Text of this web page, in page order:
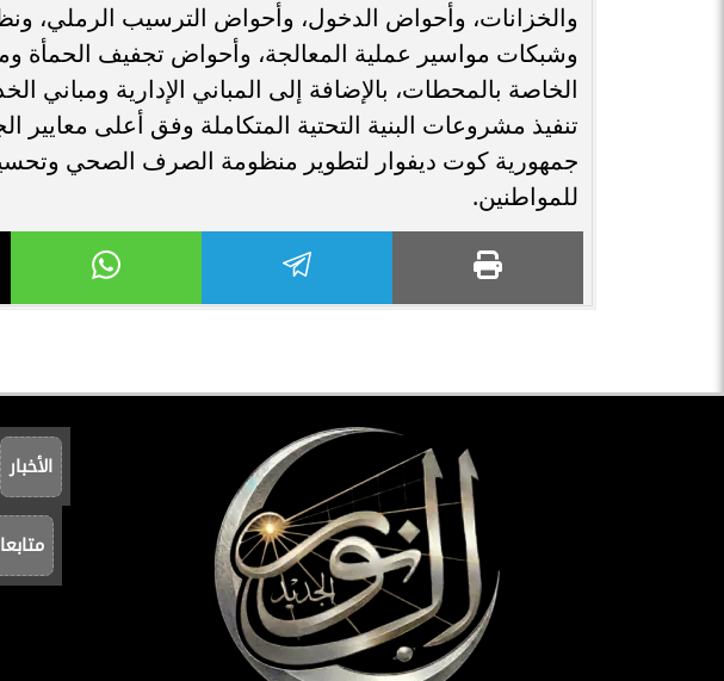
والخزانات، وأحواض الدخول، وأحواض الترسيب الرملي،
وشبكات مواسير عملية المعالجة، وأحواض تجفيف الحمأة
الخاصة بالمحطات، بالإضافة إلى المباني الإدارية
تنفيذ مشروعات البنية التحتية المتكاملة وفق أعلى
جمهورية كوت ديفوار لتطوير منظومة الصرف الصحي
للمواطنين.
الأخبار